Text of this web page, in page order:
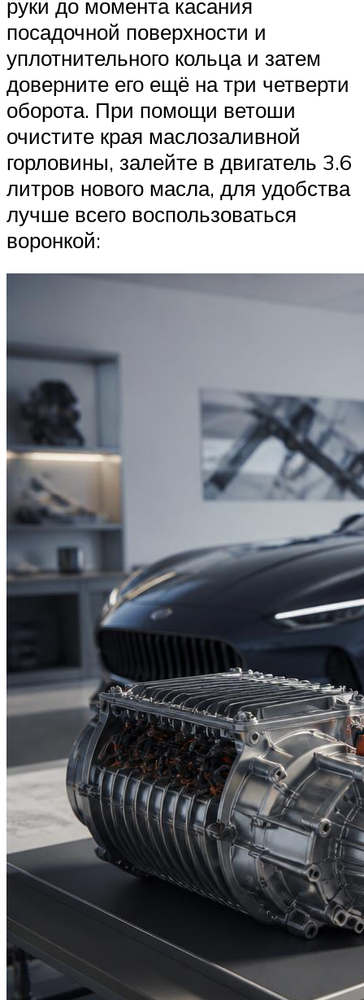
руки до момента касания
посадочной поверхности и
уплотнительного кольца и затем
доверните его ещё на три четверти
оборота. При помощи ветоши
очистите края маслозаливной
горловины, залейте в двигатель 3.6
литров нового масла, для удобства
лучше всего воспользоваться
воронкой: